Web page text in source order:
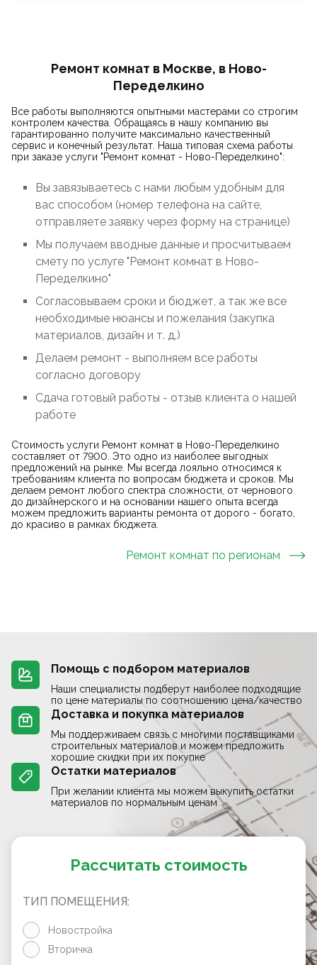
Ремонт комнат в Москве, в Ново-
Переделкино
Все работы выполняются опытными мастерами со строгим
контролем качества. Обращаясь в нашу компанию вы
гарантированно получите максимально качественный
сервис и конечный результат. Наша типовая схема работы
при заказе услуги "Ремонт комнат - Ново-Переделкино":
Вы завязываетесь с нами любым удобным для
вас способом (номер телефона на сайте,
отправляете заявку через форму на странице)
Мы получаем вводные данные и просчитываем
смету по услуге "Ремонт комнат в Ново-
Переделкино"
Согласовываем сроки и бюджет, а так же все
необходимые нюансы и пожелания (закупка
материалов, дизайн и т. д.)
Делаем ремонт - выполняем все работы
согласно договору
Сдача готовый работы - отзыв клиента о нашей
работе
Стоимость услуги Ремонт комнат в Ново-Переделкино
составляет от 7900. Это одно из наиболее выгодных
предложений на рынке. Мы всегда лояльно относимся к
требованиям клиента по вопросам бюджета и сроков. Мы
делаем ремонт любого спектра сложности, от чернового
до дизайнерского и на основании нашего опыта всегда
можем предложить варианты ремонта от дорого - богато,
до красиво в рамках бюджета.
Ремонт комнат по регионам
Помощь с подбором материалов
Наши специалисты подберут наиболее подходящие
по цене материалы по соотношению цена/качество
Доставка и покупка материалов
Мы поддерживаем связь с многими поставщиками
строительных материалов и можем предложить
хорошие скидки при их покупке
Остатки материалов
При желании клиента мы можем выкупить остатки
материалов по нормальным ценам
Рассчитать стоимость
ТИП ПОМЕЩЕНИЯ:
Новостройка
Вторичка